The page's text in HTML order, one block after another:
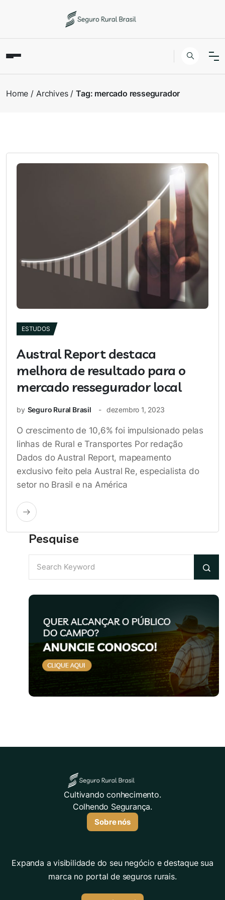
Home Archives Tag: mercado ressegurador
ESTUDOS
Austral Report destaca
melhora de resultado para o
mercado ressegurador local
by Seguro Rural Brasil dezembro 1, 2023
O crescimento de 10,6% foi impulsionado pelas
linhas de Rural e Transportes Por redação
Dados do Austral Report, mapeamento
exclusivo feito pela Austral Re, especialista do
setor no Brasil e na América
Pesquise
Cultivando conhecimento.
Colhendo Segurança.
Sobre nós
Expanda a visibilidade do seu negócio e destaque sua
marca no portal de seguros rurais.